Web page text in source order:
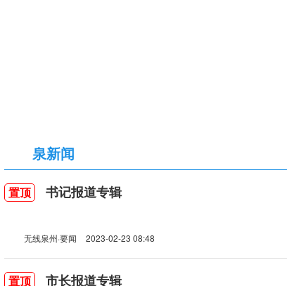
泉新闻
置顶 书记报道专辑
无线泉州·要闻 2023-02-23 08:48
置顶 市长报道专辑